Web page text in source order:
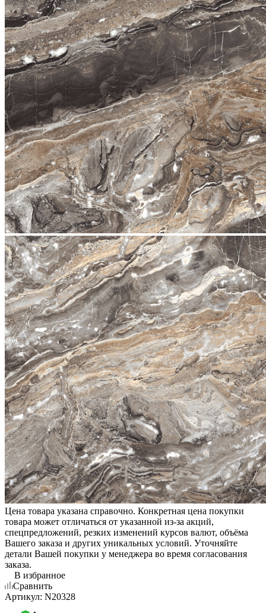
Цена товара указана справочно. Конкретная цена покупки
товара может отличаться от указанной из-за акций,
спецпредложений, резких изменений курсов валют, объёма
Вашего заказа и других уникальных условий. Уточняйте
детали Вашей покупки у менеджера во время согласования
заказа.
В избранное
Сравнить
Артикул: N20328